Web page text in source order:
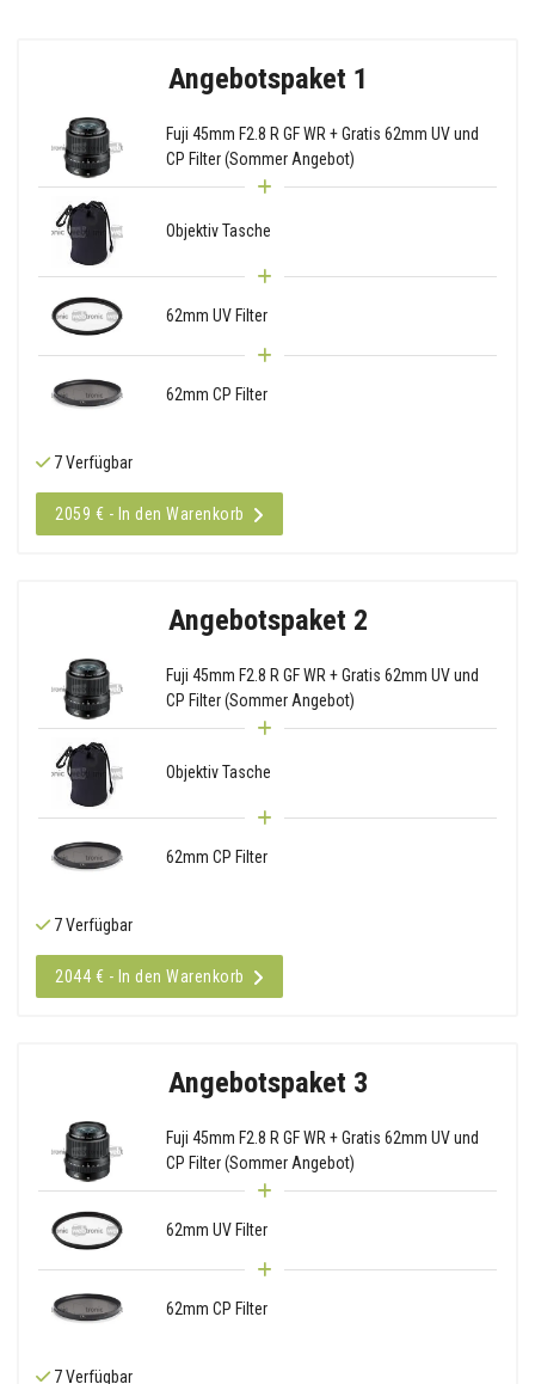
Angebotspaket 1
Fuji 45mm F2.8 R GF WR + Gratis 62mm UV und
CP Filter (Sommer Angebot)
Objektiv Tasche
62mm UV Filter
62mm CP Filter
7 Verfügbar
2059 € - In den Warenkorb
Angebotspaket 2
Fuji 45mm F2.8 R GF WR + Gratis 62mm UV und
CP Filter (Sommer Angebot)
Objektiv Tasche
62mm CP Filter
7 Verfügbar
2044 € - In den Warenkorb
Angebotspaket 3
Fuji 45mm F2.8 R GF WR + Gratis 62mm UV und
CP Filter (Sommer Angebot)
62mm UV Filter
62mm CP Filter
7 Verfügbar